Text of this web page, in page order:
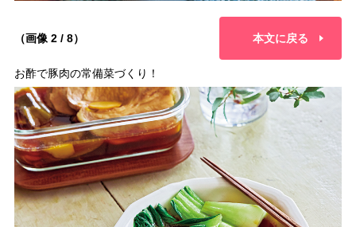
（画像 2 / 8） 本文に戻る
お酢で豚肉の常備菜づくり！